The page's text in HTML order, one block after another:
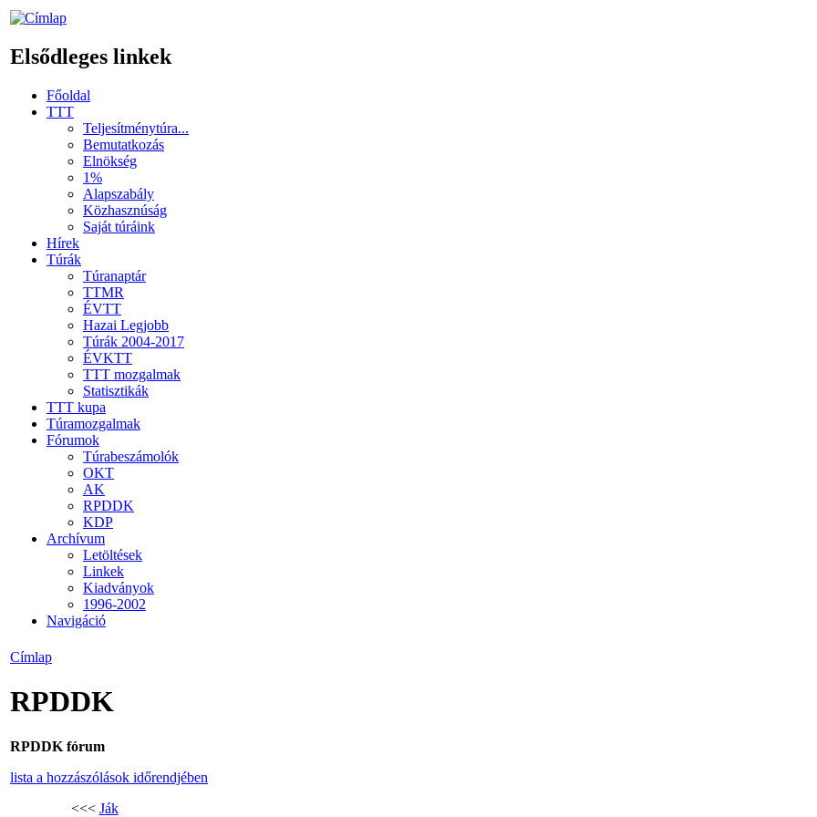
Elsődleges linkek
Főoldal
TTT
Teljesítménytúra...
Bemutatkozás
Elnökség
1%
Alapszabály
Közhasznúság
Saját túráink
Hírek
Túrák
Túranaptár
TTMR
ÉVTT
Hazai Legjobb
Túrák 2004-2017
ÉVKTT
TTT mozgalmak
Statisztikák
TTT kupa
Túramozgalmak
Fórumok
Túrabeszámolók
OKT
AK
RPDDK
KDP
Archívum
Letöltések
Linkek
Kiadványok
1996-2002
Navigáció
Címlap
RPDDK
RPDDK fórum
lista a hozzászólások időrendjében
<<< Ják